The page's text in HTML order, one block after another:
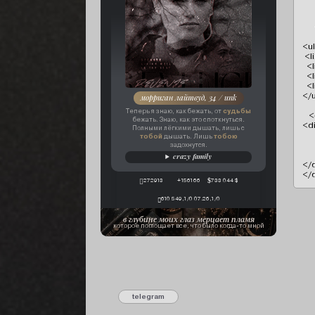
морриган лайтвуд, 34 / unk
Теперь я знаю, как бежать, от судьбы
бежать. Знаю, как это споткнуться.
Полными лёгкими дышать, лишь с
тобой дышать. Лишь тобою
задохнутся.
crazy family
272913 +156166 733 044 $
610 549,1/0 07.26,1/0
в глубине моих глаз мерцает пламя
которое поглощает все, что было когда-то мной
</
</
</
telegram@margyris